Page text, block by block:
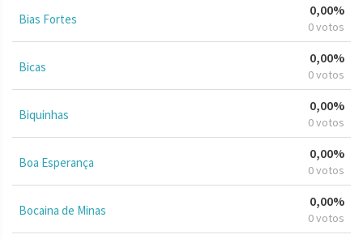
Bias Fortes
0,00%
0 votos
Bicas
0,00%
0 votos
Biquinhas
0,00%
0 votos
Boa Esperança
0,00%
0 votos
Bocaina de Minas
0,00%
0 votos